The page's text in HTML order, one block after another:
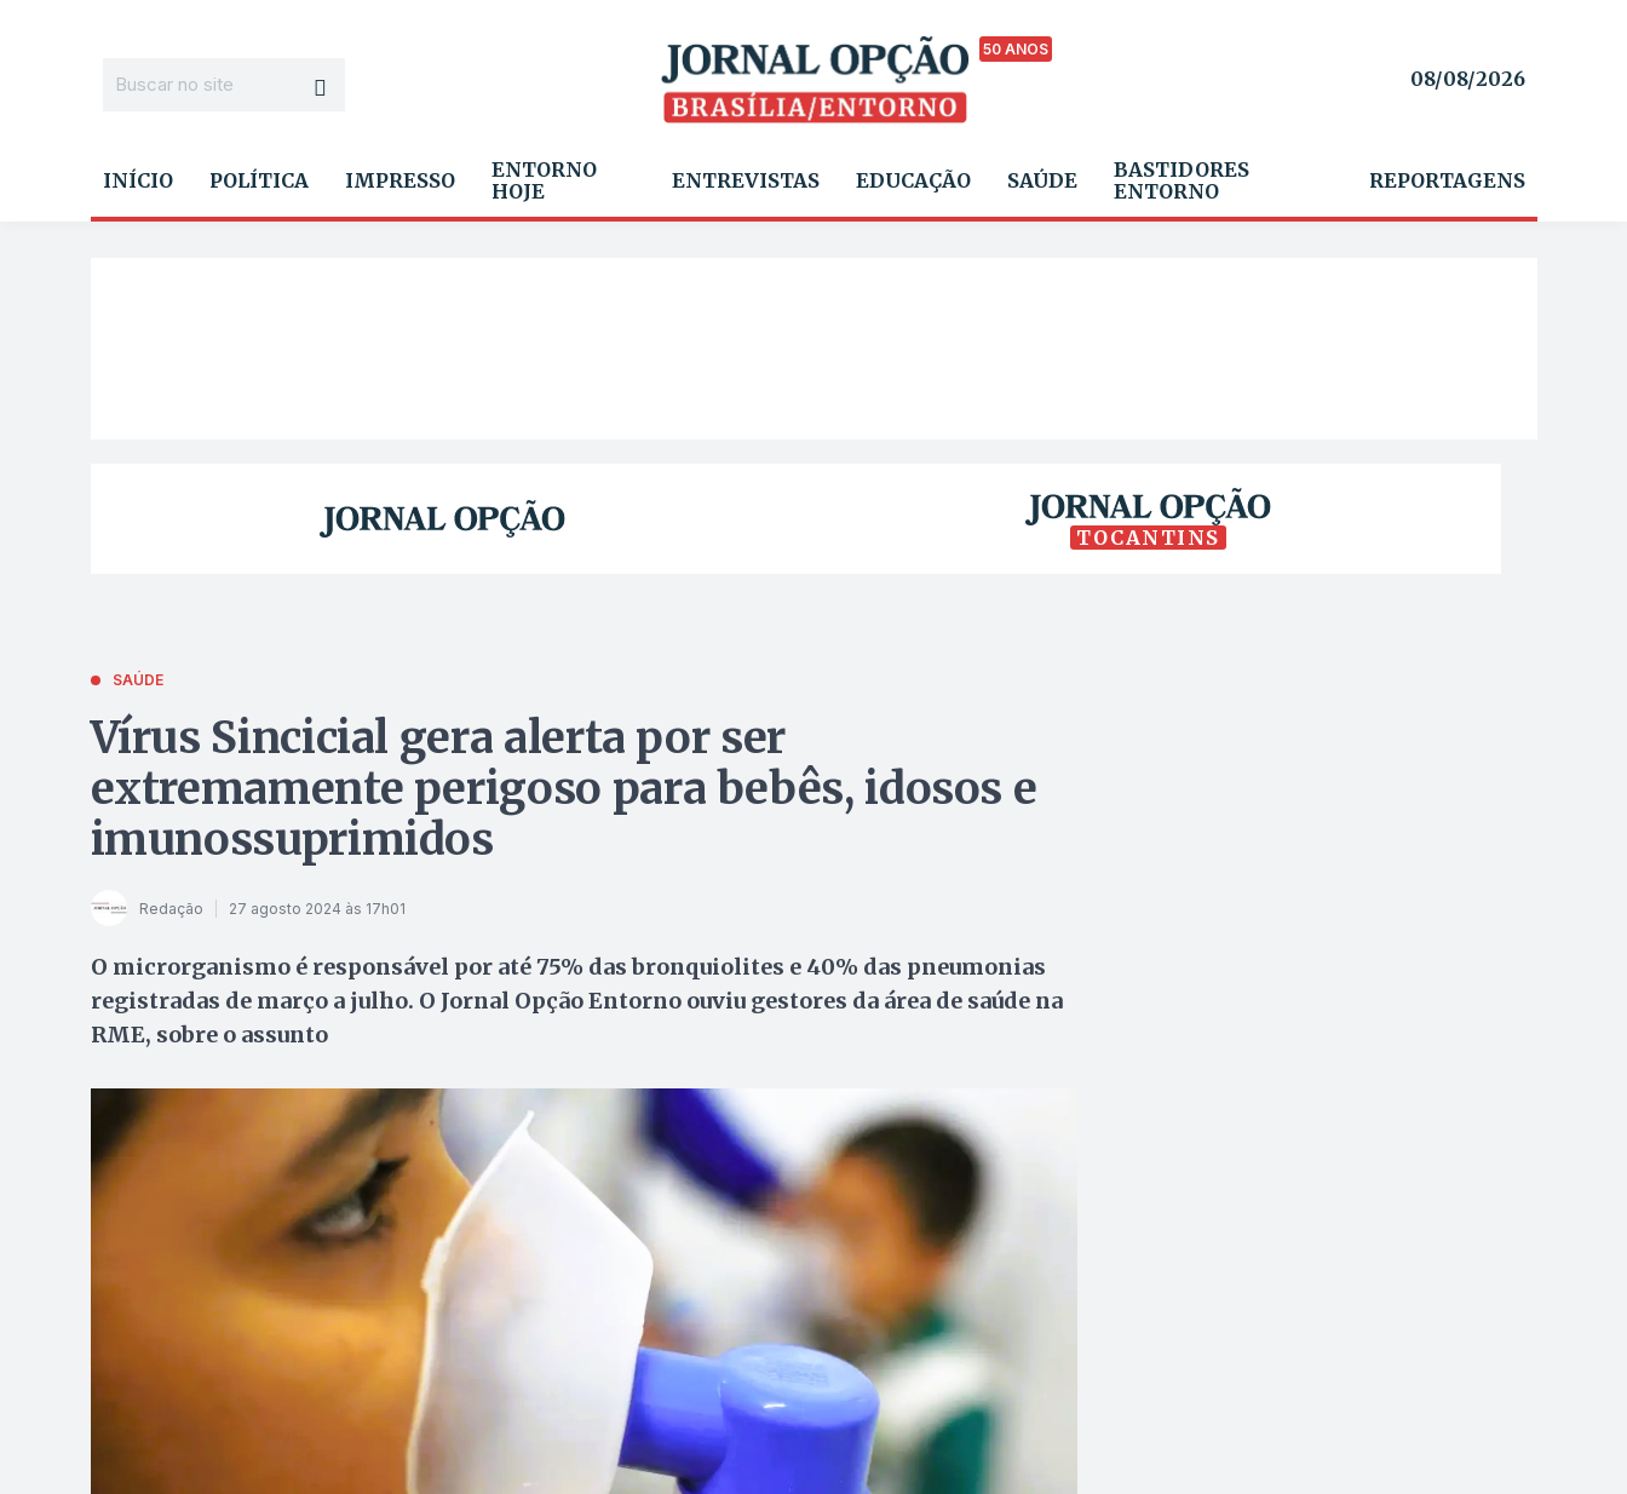
50 ANOS
08/08/2026
INÍCIO POLÍTICA IMPRESSO
ENTORNO
HOJE
ENTREVISTAS EDUCAÇÃO SAÚDE
BASTIDORES
ENTORNO
REPORTAGENS
TOCANTINS
SAÚDE
Vírus Sincicial gera alerta por ser
extremamente perigoso para bebês, idosos e
imunossuprimidos
Redação 27 agosto 2024 às 17h01
O microrganismo é responsável por até 75% das bronquiolites e 40% das pneumonias
registradas de março a julho. O Jornal Opção Entorno ouviu gestores da área de saúde na
RME, sobre o assunto